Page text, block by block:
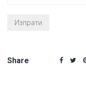
Share